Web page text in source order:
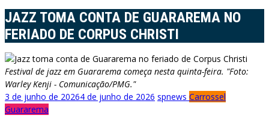
JAZZ TOMA CONTA DE GUARAREMA NO
FERIADO DE CORPUS CHRISTI
Festival de jazz em Guararema começa nesta quinta-feira. "Foto:
Warley Kenji - Comunicação/PMG."
3 de junho de 20264 de junho de 2026 spnews Carrossel
Guararema